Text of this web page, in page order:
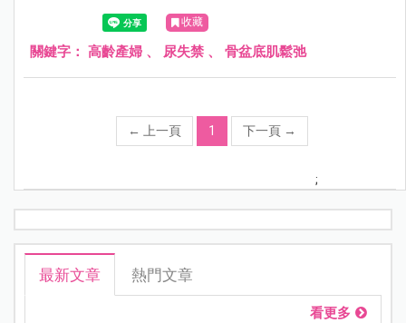
辛勞，一心只希望寶寶健康平安，如今她終於把妞妞生下來
了，但卻出現了當時沒想到的婦科困擾，頻尿、漏尿、腹部
有垂墜感、私密處鬆弛、便祕等…等症狀率續出現！因此門
收藏
關鍵字： 高齡產婦 、 尿失禁 、 骨盆底肌鬆弛
← 上一頁 1 下一頁 →
;
最新文章 熱門文章
看更多